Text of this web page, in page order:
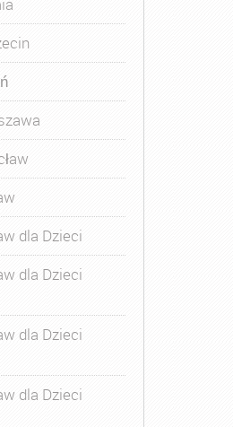
,Animator Zabaw dla Dzieci
dla Dzieci
dla Dzieci
dla Dzieci
dla Dzieci